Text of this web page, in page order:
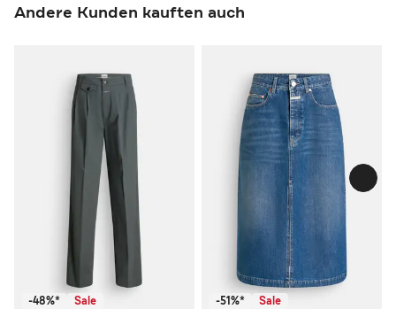
Andere Kunden kauften auch
-48%* Sale -51%* Sale